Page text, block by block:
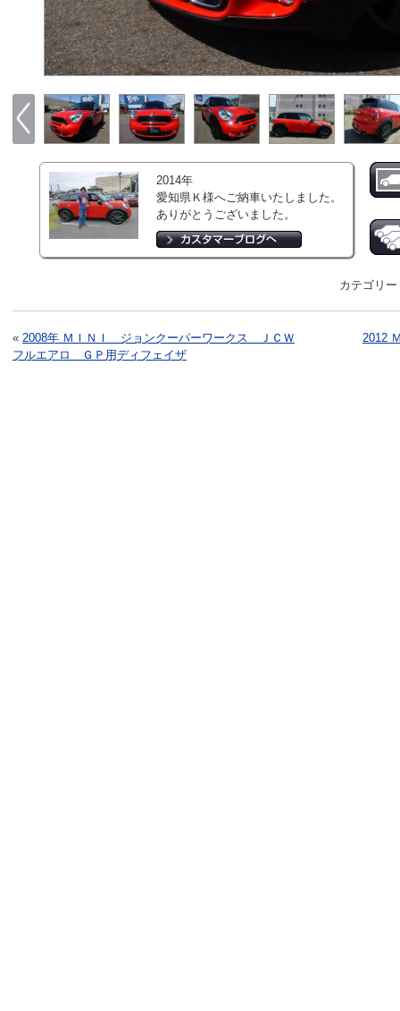
2014年
愛知県Ｋ様へご納車いたしました。
ありがとうございました。
カテゴリー
« 2008年 ＭＩＮＩ ジョンクーパーワークス ＪＣＷ
フルエアロ ＧＰ用ディフェイザ
2012